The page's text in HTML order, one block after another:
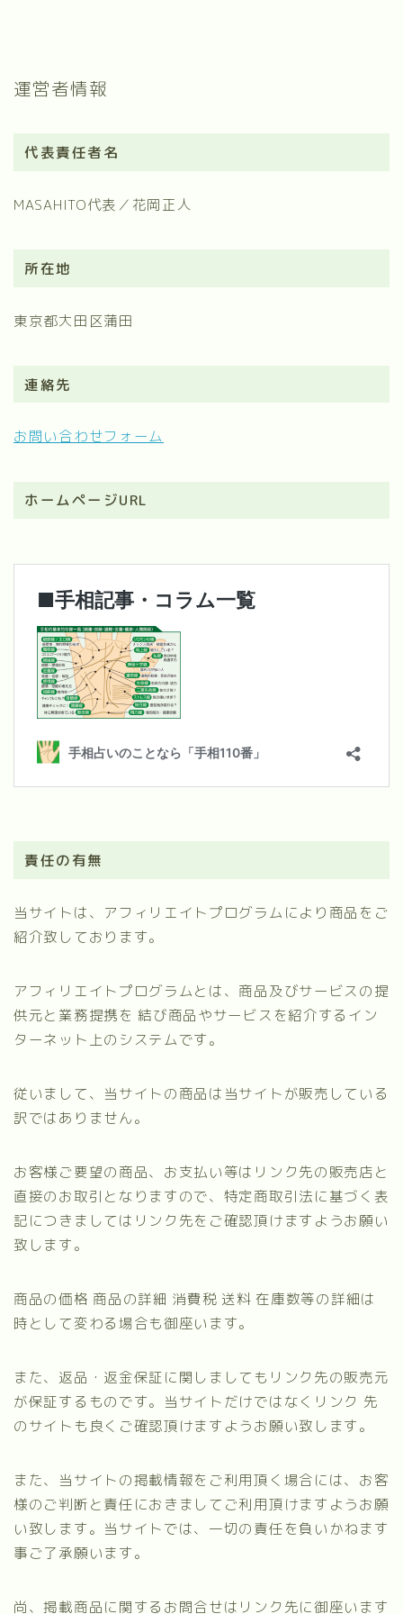
運営者情報
代表責任者名
MASAHITO代表／花岡正人
所在地
東京都大田区蒲田
連絡先
お問い合わせフォーム
ホームページURL
責任の有無
当サイトは、アフィリエイトプログラムにより商品をご
紹介致しております。
アフィリエイトプログラムとは、商品及びサービスの提
供元と業務提携を 結び商品やサービスを紹介するイン
ターネット上のシステムです。
従いまして、当サイトの商品は当サイトが販売している
訳ではありません。
お客様ご要望の商品、お支払い等はリンク先の販売店と
直接のお取引となりますので、特定商取引法に基づく表
記につきましてはリンク先をご確認頂けますようお願い
致します。
商品の価格 商品の詳細 消費税 送料 在庫数等の詳細は
時として変わる場合も御座います。
また、返品・返金保証に関しましてもリンク先の販売元
が保証するものです。当サイトだけではなくリンク 先
のサイトも良くご確認頂けますようお願い致します。
また、当サイトの掲載情報をご利用頂く場合には、お客
様のご判断と責任におきましてご利用頂けますようお願
い致します。当サイトでは、一切の責任を負いかねます
事ご了承願います。
尚、掲載商品に関するお問合せはリンク先に御座います